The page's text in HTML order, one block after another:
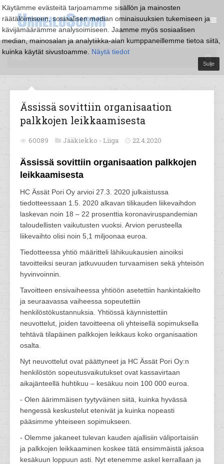
Käytämme evästeitä tarjoamamme sisällön ja mainosten
räätälöimiseen, sosiaalisen median ominaisuuksien tukemiseen ja
kävijämäärämme analysoimiseen. Jaamme myös sosiaalisen
median, mainosalan ja analytiikka-alan kumppaneillemme tietoa siitä,
kuinka käytät sivustoamme. Näytä tiedot
Sulje
Ässissä sovittiin organisaation
palkkojen leikkaamisesta
60089 Jääkiekko - Liiga 22.4.2020
Ässissä sovittiin organisaation palkkojen
leikkaamisesta
HC Ässät Pori Oy arvioi 27.3. 2020 julkaistussa
tiedotteessaan 1.5. 2020 alkavan tilikauden liikevaihdon
laskevan noin 18 – 22 prosenttia koronaviruspandemian
taloudellisten vaikutusten vuoksi. Arvion perusteella
liikevaihto olisi noin 5,1 miljoonaa euroa.
Tiedotteessa yhtiö määritteli lähikuukausien ainoiksi
tavoitteiksi seuran jatkuvuuden turvaamisen sekä yhteisön
hyvinvoinnin.
Tavoitteen ensivaiheessa yhtiöön asetettiin hankintakielto
ja seuraavassa vaiheessa sopeutettiin
henkilöstökustannuksia. Yhtiössä käynnistettiin
neuvottelut, joiden tavoitteena oli yhteisellä sopimuksella
tehtävä tilapäinen palkkojen leikkaus koko organisaation
osalta.
Nyt neuvottelut ovat päättyneet ja HC Ässät Pori Oy:n
henkilöstön sopeutusvaikutukset ovat kassavirtaan
aikajänteellä huhtikuu – kesäkuu noin 100 000 euroa.
- Olen äärimmäisen tyytyväinen siitä, kuinka hyvässä
hengessä keskustelut etenivät ja kuinka nopeasti
pääsimme yhteiseen sopimukseen.
- Olemme jakaneet tulevan kauden ajallisiin väliportaisiin
ja palkkojen leikkaaminen koskee tätä ensimmäistä jaksoa
kesäkuun loppuun asti. Nyt etenemme askel kerrallaan ja